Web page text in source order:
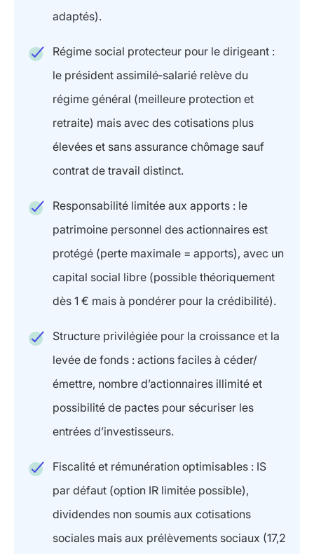
adaptés).
Régime social protecteur pour le dirigeant :
le président assimilé‑salarié relève du
régime général (meilleure protection et
retraite) mais avec des cotisations plus
élevées et sans assurance chômage sauf
contrat de travail distinct.
Responsabilité limitée aux apports : le
patrimoine personnel des actionnaires est
protégé (perte maximale = apports), avec un
capital social libre (possible théoriquement
dès 1 € mais à pondérer pour la crédibilité).
Structure privilégiée pour la croissance et la
levée de fonds : actions faciles à céder/
émettre, nombre d’actionnaires illimité et
possibilité de pactes pour sécuriser les
entrées d’investisseurs.
Fiscalité et rémunération optimisables : IS
par défaut (option IR limitée possible),
dividendes non soumis aux cotisations
sociales mais aux prélèvements sociaux (17,2